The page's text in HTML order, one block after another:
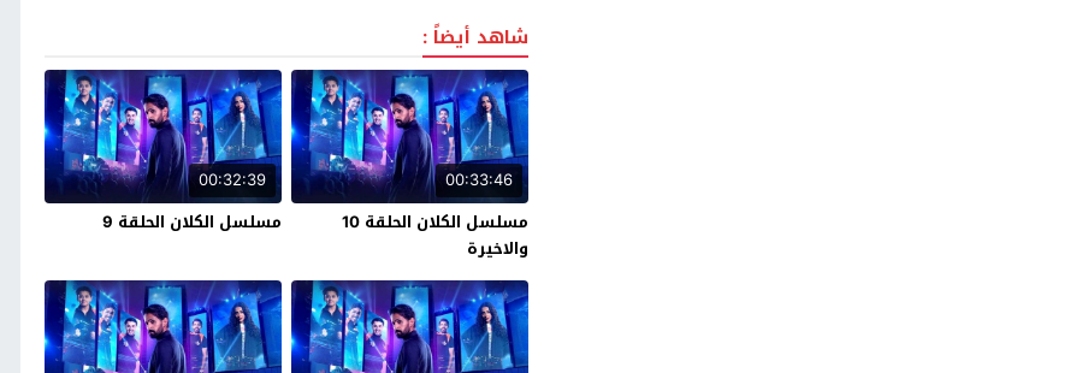
شاهد أيضاً :
00:33:46
مسلسل الكلان الحلقة 10
والاخيرة
00:32:39
مسلسل الكلان الحلقة 9